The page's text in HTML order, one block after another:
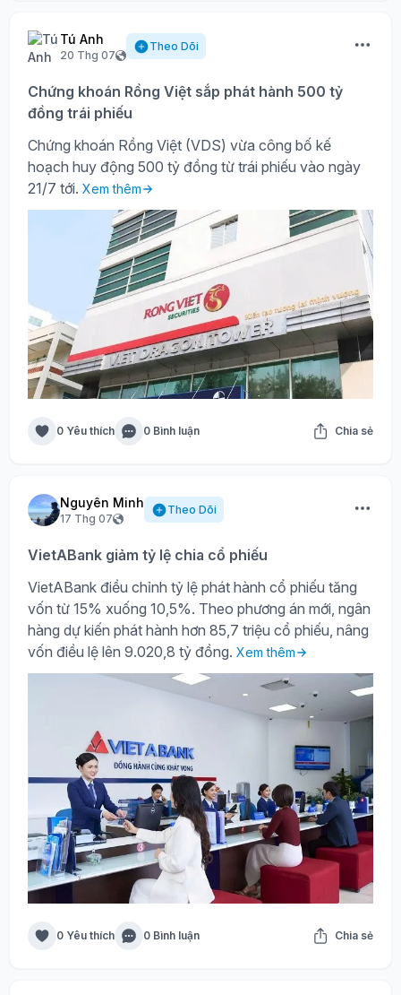
Tú Anh
20 Thg 07
Theo Dõi
Chứng khoán Rồng Việt sắp phát hành 500 tỷ
đồng trái phiếu
Chứng khoán Rồng Việt (VDS) vừa công bố kế
hoạch huy động 500 tỷ đồng từ trái phiếu vào ngày
21/7 tới. Xem thêm
0 Yêu thích 0 Bình luận Chia sẻ
Nguyên Minh
17 Thg 07
Theo Dõi
VietABank giảm tỷ lệ chia cổ phiếu
VietABank điều chỉnh tỷ lệ phát hành cổ phiếu tăng
vốn từ 15% xuống 10,5%. Theo phương án mới, ngân
hàng dự kiến phát hành hơn 85,7 triệu cổ phiếu, nâng
vốn điều lệ lên 9.020,8 tỷ đồng. Xem thêm
0 Yêu thích 0 Bình luận Chia sẻ